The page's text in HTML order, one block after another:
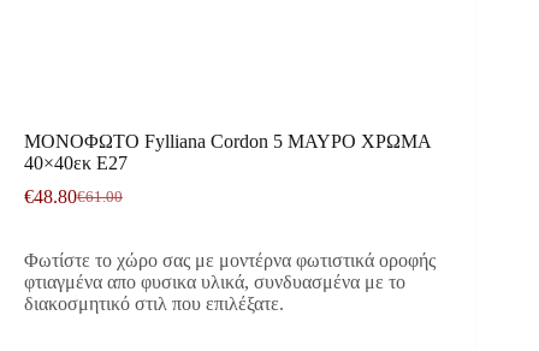
ΜΟΝΟΦΩΤΟ Fylliana Cordon 5 ΜΑΥΡΟ ΧΡΩΜΑ
40×40εκ E27
€61.00
Original
€61.00.
€48.80Η
είναι:
€48.80.
Φωτίστε το χώρο σας με μοντέρνα φωτιστικά οροφής
φτιαγμένα απο φυσικα υλικά, συνδυασμένα με το
διακοσμητικό στιλ που επιλέξατε.